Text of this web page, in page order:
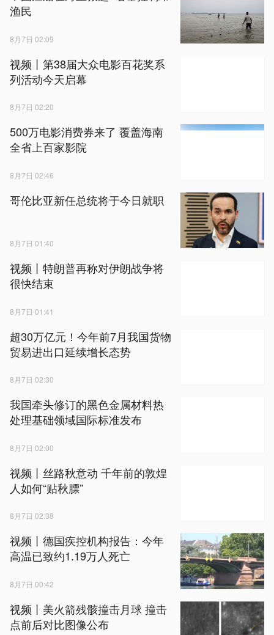
渔民
8月7日 02:09
视频丨第38届大众电影百花奖系
列活动今天启幕
8月7日 02:20
500万电影消费券来了 覆盖海南
全省上百家影院
8月7日 02:46
哥伦比亚新任总统将于今日就职
8月7日 01:40
视频丨特朗普再称对伊朗战争将
很快结束
8月7日 01:41
超30万亿元！今年前7月我国货物
贸易进出口延续增长态势
8月7日 02:30
我国牵头修订的黑色金属材料热
处理基础领域国际标准发布
8月7日 02:00
视频丨丝路秋意动 千年前的敦煌
人如何“贴秋膘”
8月7日 02:38
视频丨德国疾控机构报告：今年
高温已致约1.19万人死亡
8月7日 00:42
视频丨美火箭残骸撞击月球 撞击
点前后对比图像公布